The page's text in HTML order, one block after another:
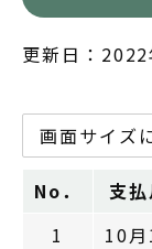
更新日：
画面サイズ
No． 支払
1
10